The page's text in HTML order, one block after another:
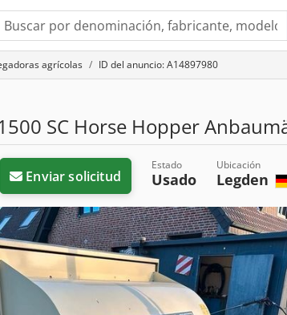
agrícolas ID del anuncio: A14897980
SC Horse Hopper
Enviar solicitud
Estado
Usado
Ubicación
Legden